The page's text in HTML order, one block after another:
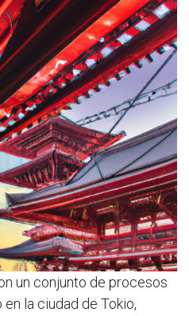
un conjunto de procesos
la ciudad de Tokio,